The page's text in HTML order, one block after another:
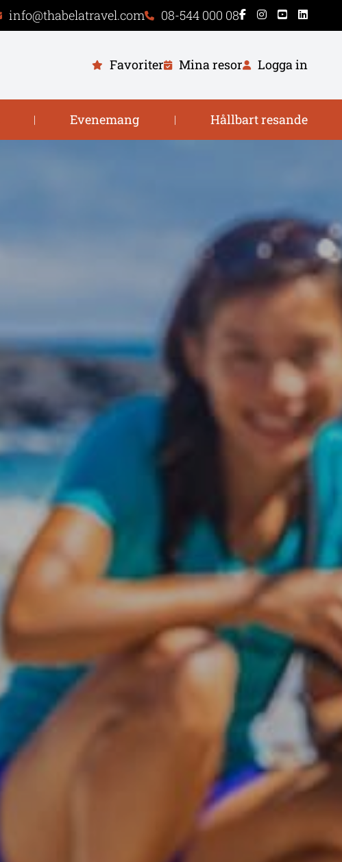
info@thabelatravel.com 08-544 000 08
Favoriter Mina resor Logga in
| Evenemang | Hållbart resande